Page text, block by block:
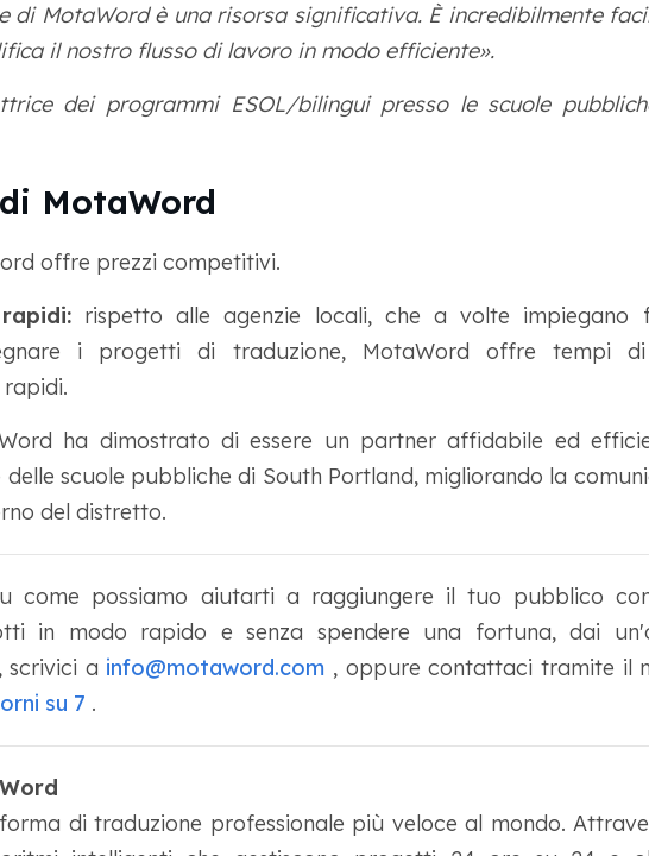
di MotaWord è una risorsa significativa. È incredibilmente
il nostro flusso di lavoro in modo efficiente».
dei programmi ESOL/bilingui presso le scuole
MotaWord
offre prezzi competitivi.
rispetto alle agenzie locali, che a volte impiegano
i progetti di traduzione, MotaWord offre tempi di
ha dimostrato di essere un partner affidabile ed
scuole pubbliche di South Portland, migliorando la
del distretto.
come possiamo aiutarti a raggiungere il tuo pubblico
in modo rapido e senza spendere una fortuna, dai
, scrivici a info@motaword.com , oppure contattaci tramite il
su 7 .
di traduzione professionale più veloce al mondo.